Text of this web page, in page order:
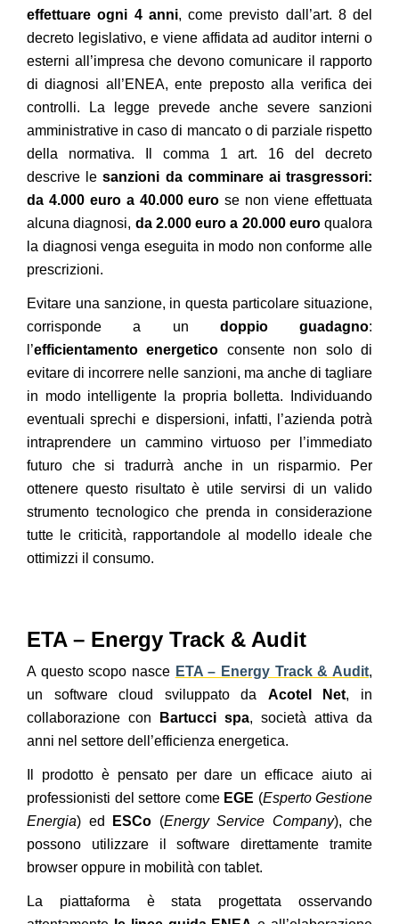
effettuare ogni 4 anni, come previsto dall’art. 8 del
decreto legislativo, e viene affidata ad auditor interni o
esterni all’impresa che devono comunicare il rapporto
di diagnosi all’ENEA, ente preposto alla verifica dei
controlli. La legge prevede anche severe sanzioni
amministrative in caso di mancato o di parziale rispetto
della normativa. Il comma 1 art. 16 del decreto
descrive lesanzioni da comminare ai trasgressori:
da 4.000 euro a 40.000 euro se non viene effettuata
alcuna diagnosi, da 2.000 euro a 20.000 euroqualora
la diagnosi venga eseguita in modo non conforme alle
prescrizioni.
Evitare una sanzione, in questa particolare situazione,
corrisponde a un doppio guadagno:
l’efficientamento energetico consente non solo di
evitare di incorrere nelle sanzioni, ma anche di tagliare
in modo intelligente la propria bolletta. Individuando
eventuali sprechi e dispersioni, infatti, l’azienda potrà
intraprendere un cammino virtuoso per l’immediato
futuro che si tradurrà anche in un risparmio. Per
ottenere questo risultato è utile servirsi di un valido
strumento tecnologico che prenda in considerazione
tutte le criticità, rapportandole al modello ideale che
ottimizzi il consumo.
ETA – Energy Track & Audit
A questo scopo nasce ETA – Energy Track & Audit,
un software cloud sviluppato da Acotel Net, in
collaborazione con
Bartucci spa, società attiva da
anni nel settore dell’efficienza energetica.
Il prodotto è pensato per dare un efficace aiuto ai
professionisti del settore come EGE (Esperto Gestione
Energia) ed ESCo (Energy Service Company), che
possono utilizzare il software direttamente tramite
browser oppure in mobilità con tablet.
La piattaforma è stata progettata osservando